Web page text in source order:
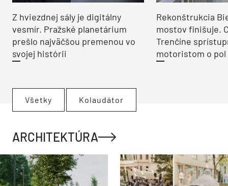
Z hviezdnej sály je digitálny
vesmír. Pražské planetárium
prešlo najväčšou premenou vo
svojej histórii
Rekonštrukcia
mostov finišuje.
Trenčíne
motoristom o pol
Všetky Kolaudátor
ARCHITEKTÚRA